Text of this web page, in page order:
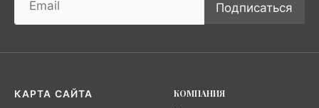
Подписаться
КАРТА САЙТА
КОМПАНИЯ